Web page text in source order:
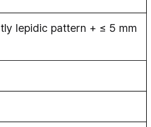
lepidic pattern + ≤ 5 mm